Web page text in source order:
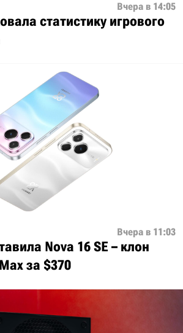
Вчера в 14:05
статистику игрового
Вчера в 11:03
Nova 16 SE – клон
за $370